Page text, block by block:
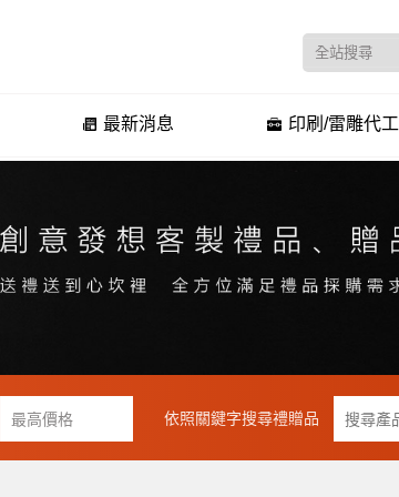
最新消息 印刷/雷雕代工
依照關鍵字搜尋禮贈品